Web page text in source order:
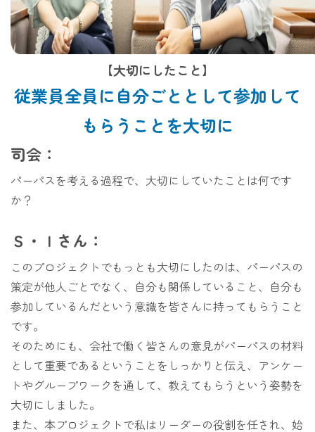
【大切にしたこと】
従業員全員に自分ごととして参加して
もらうことを大切に
司会：
パーパスを考える過程で、大切にしていたことは何です
か？
Ｓ・Ｉさん：
このプロジェクトでもっとも大切にしたのは、パーパスの
策定が他人ごとでなく、自分も関係していること、自分も
参加しているんだという意識を皆さんに持ってもらうこと
です。
そのためにも、会社で働く皆さんの意見がパーパスの材料
として重要であるということをしっかりと伝え、アンケー
トやグループワークを通して、教えてもらうという姿勢を
大切にしました。
また、本プロジェクトで私はリーダーの役割を任され、始